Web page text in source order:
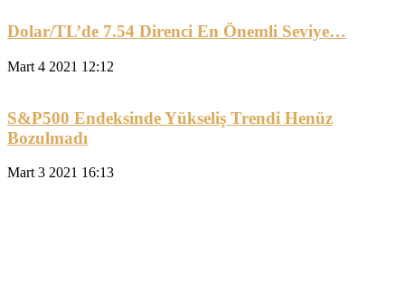
Dolar/TL’de 7.54 Direnci En Önemli Seviye…
Mart 4 2021 12:12
S&P500 Endeksinde Yükseliş Trendi Henüz
Bozulmadı
Mart 3 2021 16:13